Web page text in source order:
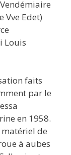
Vve Edet)
Louis
faits
par le
en 1958.
de
à aubes